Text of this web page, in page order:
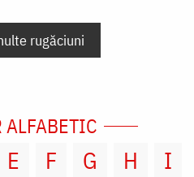
rugăciuni
E F G H
I